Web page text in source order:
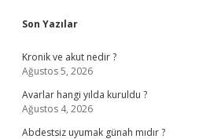
Sidebar
Son Yazılar
Kronik ve akut nedir ?
Ağustos 5, 2026
Avarlar hangi yılda kuruldu ?
Ağustos 4, 2026
Abdestsiz uyumak günah mıdır ?